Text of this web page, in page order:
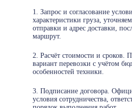
Запрос и согласование
характеристики груза,
отправки и адрес доставки,
маршрут.
Расчёт стоимости и сроков.
вариант перевозки с учётом
особенностей техники.
Подписание договора.
условия сотрудничества,